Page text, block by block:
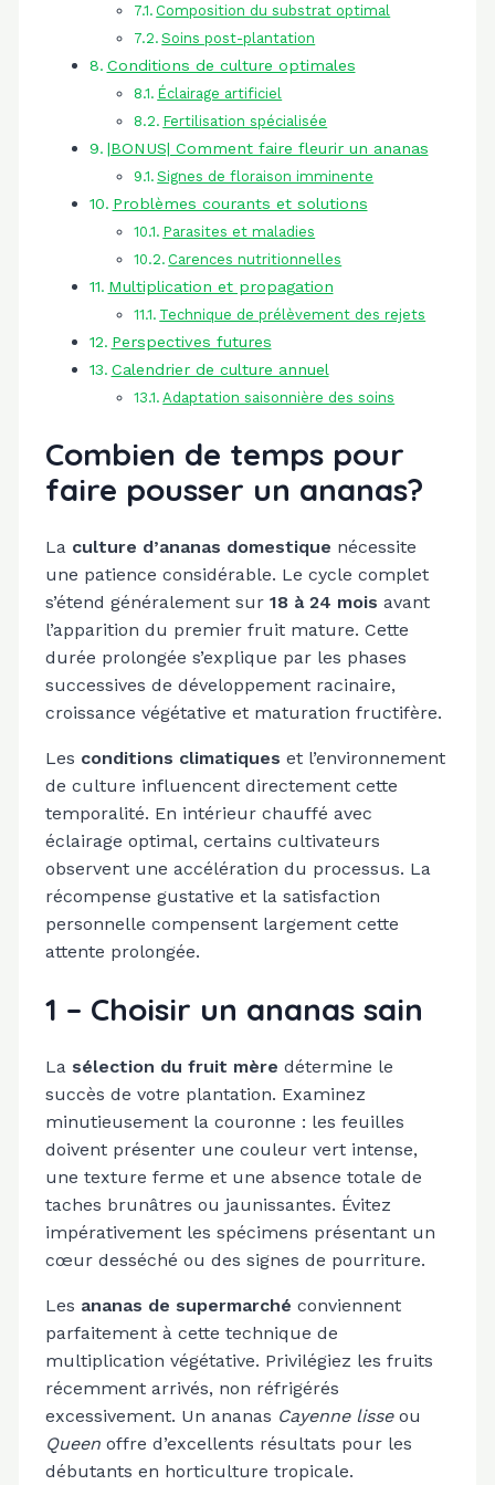
Composition du substrat optimal
Soins post-plantation
Conditions de culture optimales
Éclairage artificiel
Fertilisation spécialisée
|BONUS| Comment faire fleurir un ananas
Signes de floraison imminente
Problèmes courants et solutions
Parasites et maladies
Carences nutritionnelles
Multiplication et propagation
Technique de prélèvement des rejets
Perspectives futures
Calendrier de culture annuel
Adaptation saisonnière des soins
Combien de temps pour
faire pousser un ananas?
La culture d’ananas domestique nécessite
une patience considérable. Le cycle complet
s’étend généralement sur 18 à 24 mois avant
l’apparition du premier fruit mature. Cette
durée prolongée s’explique par les phases
successives de développement racinaire,
croissance végétative et maturation fructifère.
Les conditions climatiques et l’environnement
de culture influencent directement cette
temporalité. En intérieur chauffé avec
éclairage optimal, certains cultivateurs
observent une accélération du processus. La
récompense gustative et la satisfaction
personnelle compensent largement cette
attente prolongée.
1 – Choisir un ananas sain
La sélection du fruit mère détermine le
succès de votre plantation. Examinez
minutieusement la couronne : les feuilles
doivent présenter une couleur vert intense,
une texture ferme et une absence totale de
taches brunâtres ou jaunissantes. Évitez
impérativement les spécimens présentant un
cœur desséché ou des signes de pourriture.
Les ananas de supermarché conviennent
parfaitement à cette technique de
multiplication végétative. Privilégiez les fruits
récemment arrivés, non réfrigérés
excessivement. Un ananas Cayenne lisseou
Queenoffre d’excellents résultats pour les
débutants en horticulture tropicale.